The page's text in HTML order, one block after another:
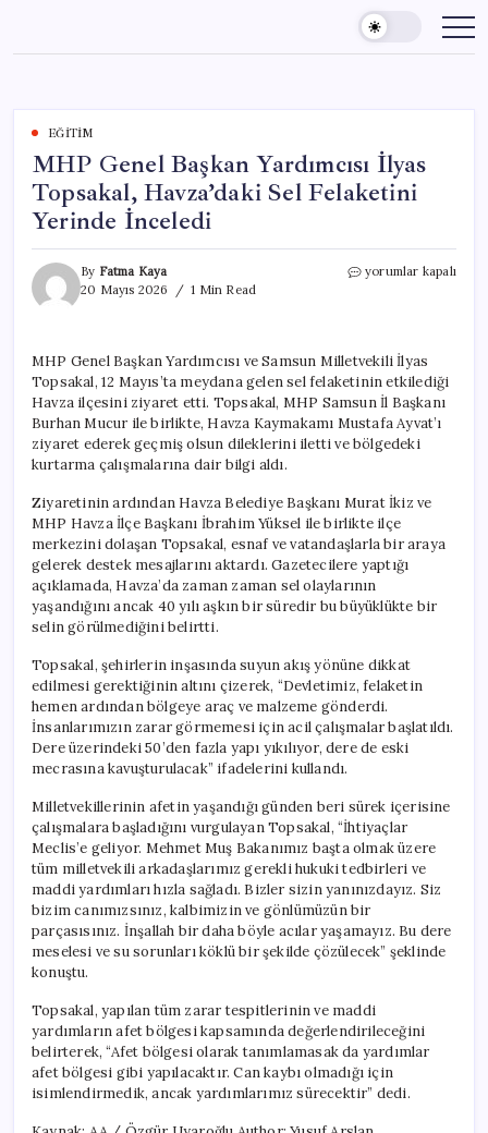
content
EĞITIM
MHP Genel Başkan Yardımcısı İlyas
Topsakal, Havza’daki Sel Felaketini
Yerinde İnceledi
By Fatma Kaya
20 Mayıs 2026
1 Min Read
MHP
Topsakal,
Havza’daki
Sel
Felaketini
Yerinde
İnceledi
yorumlar kapalı
MHP Genel Başkan Yardımcısı ve Samsun Milletvekili İlyas
Topsakal, 12 Mayıs’ta meydana gelen sel felaketinin etkilediği
Havza ilçesini ziyaret etti. Topsakal, MHP Samsun İl Başkanı
Burhan Mucur ile birlikte, Havza Kaymakamı Mustafa Ayvat’ı
ziyaret ederek geçmiş olsun dileklerini iletti ve bölgedeki
kurtarma çalışmalarına dair bilgi aldı.
Ziyaretinin ardından Havza Belediye Başkanı Murat İkiz ve
MHP Havza İlçe Başkanı İbrahim Yüksel ile birlikte ilçe
merkezini dolaşan Topsakal, esnaf ve vatandaşlarla bir araya
gelerek destek mesajlarını aktardı. Gazetecilere yaptığı
açıklamada, Havza’da zaman zaman sel olaylarının
yaşandığını ancak 40 yılı aşkın bir süredir bu büyüklükte bir
selin görülmediğini belirtti.
Topsakal, şehirlerin inşasında suyun akış yönüne dikkat
edilmesi gerektiğinin altını çizerek, “Devletimiz, felaketin
hemen ardından bölgeye araç ve malzeme gönderdi.
İnsanlarımızın zarar görmemesi için acil çalışmalar başlatıldı.
Dere üzerindeki 50’den fazla yapı yıkılıyor, dere de eski
mecrasına kavuşturulacak” ifadelerini kullandı.
Milletvekillerinin afetin yaşandığı günden beri sürek içerisine
çalışmalara başladığını vurgulayan Topsakal, “İhtiyaçlar
Meclis’e geliyor. Mehmet Muş Bakanımız başta olmak üzere
tüm milletvekili arkadaşlarımız gerekli hukuki tedbirleri ve
maddi yardımları hızla sağladı. Bizler sizin yanınızdayız. Siz
bizim canımızsınız, kalbimizin ve gönlümüzün bir
parçasısınız. İnşallah bir daha böyle acılar yaşamayız. Bu dere
meselesi ve su sorunları köklü bir şekilde çözülecek” şeklinde
konuştu.
Topsakal, yapılan tüm zarar tespitlerinin ve maddi
yardımların afet bölgesi kapsamında değerlendirileceğini
belirterek, “Afet bölgesi olarak tanımlamasak da yardımlar
afet bölgesi gibi yapılacaktır. Can kaybı olmadığı için
isimlendirmedik, ancak yardımlarımız sürecektir” dedi.